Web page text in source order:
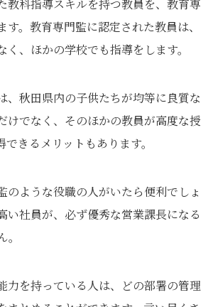
教科指導スキルを持つ教員を、教育専
す。教育専門監に認定された教員は、
く、ほかの学校でも指導をします。
、秋田県内の子供たちが均等に良質な
けでなく、そのほかの教員が高度な授
きるメリットもあります。
のような役職の人がいたら便利でしょ
い社員が、必ず優秀な営業課長になる
力を持っている人は、どの部署の管理